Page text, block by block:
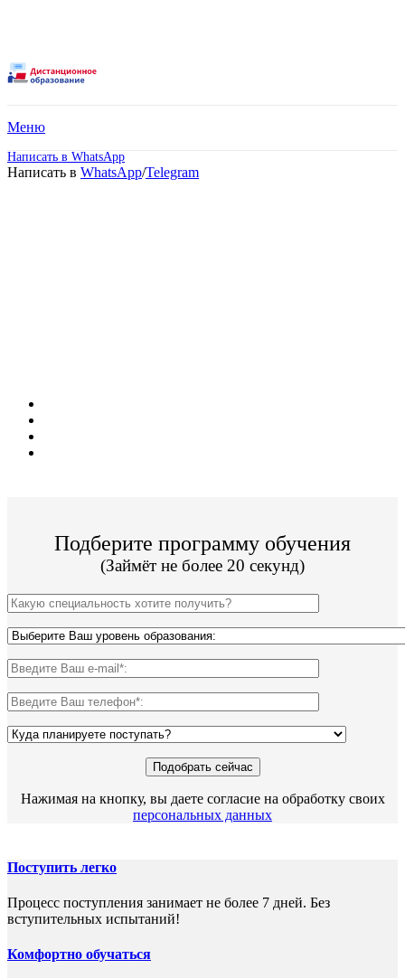
Меню
Написать в WhatsApp
Написать в WhatsApp/Telegram
Подберите программу обучения
(Займёт не более 20 секунд)
Нажимая на кнопку, вы даете согласие на обработку своих
персональных данных
Поступить легко
Процесс поступления занимает не более 7 дней. Без
вступительных испытаний!
Комфортно обучаться